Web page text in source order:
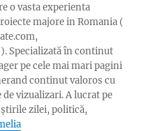
o vasta experienta
majore in Romania (
Specializată în continut
pe cele mai mari pagini
continut valoros cu
vizualizari. A lucrat pe
știrile zilei, politică,